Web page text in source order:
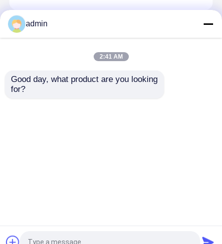
पत्ती और बर्फ बनाने वाला
Portable Battery Leaf Blower Cordless
Lightweight Handheld Wireless Leaves Blower
admin
2:41 AM
Good day, what product are you looking
for?